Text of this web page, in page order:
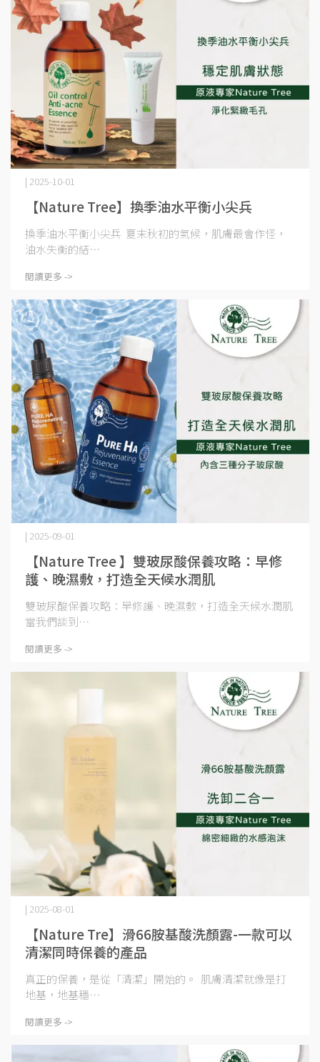
【Nature Tree】換季油水平衡小尖兵
| 2025-10-01
換季油水平衡小尖兵 夏末秋初的氣候，肌膚最會作怪，
油水失衡的結⋯
閱讀更多 ->
【Nature Tree 】雙玻尿酸保養攻略：早修
護、晚濕敷，打造全天候水潤肌
| 2025-09-01
雙玻尿酸保養攻略：早修護、晚濕敷，打造全天候水潤肌
當我們談到⋯
閱讀更多 ->
【Nature Tre】滑66胺基酸洗顏露-一款可以
清潔同時保養的產品
| 2025-08-01
真正的保養，是從「清潔」開始的。 肌膚清潔就像是打
地基，地基穩⋯
閱讀更多 ->